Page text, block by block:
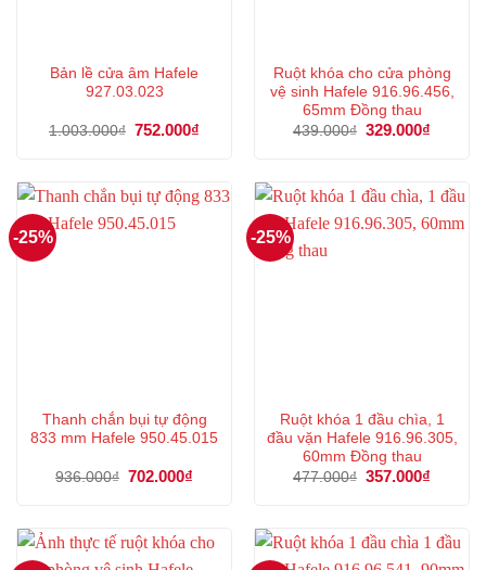
Bản lề cửa âm Hafele
927.03.023
1.003.000₫ Giá
752.000₫
752.000₫.
Ruột khóa cho cửa phòng
vệ sinh Hafele 916.96.456,
65mm Đồng thau
439.000₫ Giá
329.000₫
-25%
Thanh chắn bụi tự động
833 mm Hafele 950.45.015
936.000₫ Giá
702.000₫
702.000₫.
-25%
Ruột khóa 1 đầu chìa, 1
đầu vặn Hafele 916.96.305,
60mm Đồng thau
477.000₫ Giá
357.000₫